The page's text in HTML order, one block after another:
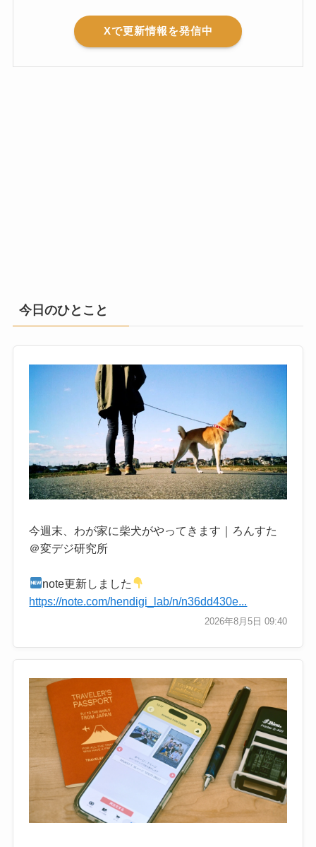
Xで更新情報を発信中
今日のひとこと
今週末、わが家に柴犬がやってきます｜ろんすた
＠変デジ研究所
note更新しました
https://note.com/hendigi_lab/n/n36dd430e...
2026年8月5日 09:40